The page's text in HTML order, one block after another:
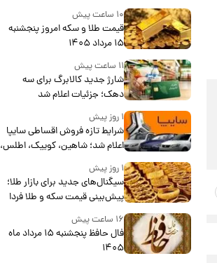
۱۵ مرداد ۱۴۰۵ +جدول
۱۰ ساعت پیش
قیمت طلا و سکه امروز پنجشنبه
۱۵ مرداد ۱۴۰۵
۱۱ ساعت پیش
شارژ جدید کالابرگ برای سه
دهک؛ جزئیات اعلام شد
۱ روز پیش
شرایط تازه فروش اقساطی سایپا
اعلام شد؛ شاهین، کوییک، اطلس،
سهند و ساینا با اقساط بلندمدت +
جدول۱ روز پیش
سیگنال‌های جدید برای بازار طلا؛
پیش‌بینی قیمت سکه و طلا فردا
۱۶ ساعت پیش
فال حافظ پنجشنبه ۱۵ مرداد ماه
۱۴۰۵